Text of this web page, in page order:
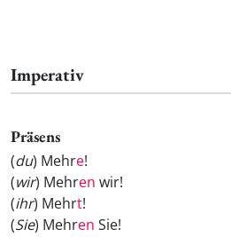
Imperativ
Präsens
(du) Mehre!
(wir) Mehren wir!
(ihr) Mehrt!
(Sie) Mehren Sie!